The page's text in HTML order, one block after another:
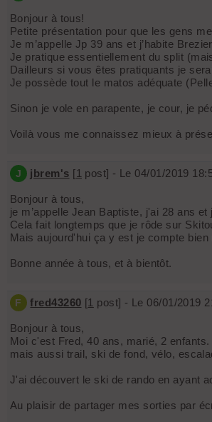
Bonjour à tous!
Petite présentation pour que les gens
Je m’appelle Jp 39 ans et j’habite
Je pratique essentiellement du split
Dailleurs si vous êtes pratiquants je
Je possède tout le matos adéquate
Sinon je vole en parapente, je cour, je
Voilà vous me connaissez mieux à
J jbrem's [1 post] - Le 04/01/2019
Bonjour à tous,
je m’appelle Jean Baptiste, j'ai 28 ans
Cela fait longtemps que je rôde sur
Mais aujourd'hui ça y est je compte
Bonne année à tous, et à bientôt.
F fred43260 [1 post] - Le 06/01/2019
Bonjour à tous,
Moi c'est Fred, 40 ans, marié, 2
mais aussi trail, ski de fond, vélo,
J'ai découvert le ski de rando en ayant
Au plaisir de partager mes sorties par